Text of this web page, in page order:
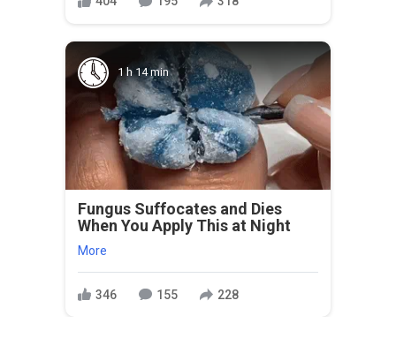
1 h 14 min
Fungus Suffocates and Dies
When You Apply This at Night
More
346 155 228